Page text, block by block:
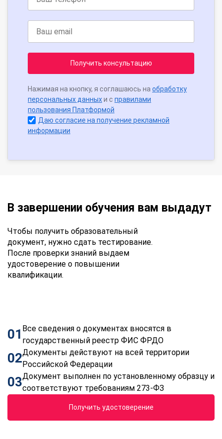
Получить консультацию
Нажимая на кнопку, я соглашаюсь на обработку
персональных данныхи с правилами
пользования Платформой
Даю согласие на получение рекламной
информации
В завершении обучения вам выдадут
Чтобы получить образовательный
документ, нужно сдать тестирование.
После проверки знаний выдаем
удостоверение о повышении
квалификации.
01 Все сведения о документах вносятся в
государственный реестр ФИС ФРДО
02Документы действуют на всей территории
Российской Федерации
03Документ выполнен по установленному образцу и
соответствуют требованиям 273-ФЗ
Получить удостоверение